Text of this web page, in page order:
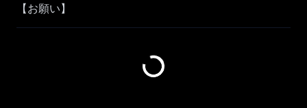
【お願い】
・配信とあまり関係の無い内容のコメントを送りすぎな
・他のチャンネルで無闇にローレンの名前を出さない
・誹謗中傷コメント(暴力的、性的、批判的な発言)は控